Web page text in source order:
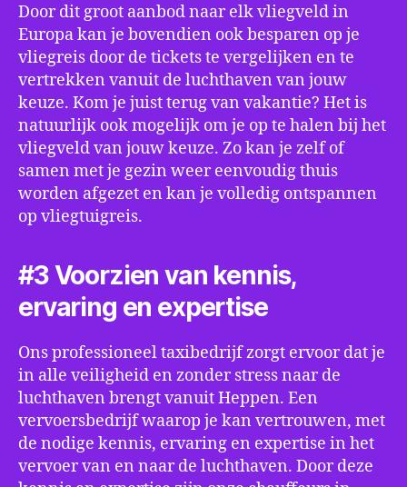
Door dit groot aanbod naar elk vliegveld in
Europa kan je bovendien ook besparen op je
vliegreis door de tickets te vergelijken en te
vertrekken vanuit de luchthaven van jouw
keuze. Kom je juist terug van vakantie? Het is
natuurlijk ook mogelijk om je op te halen bij het
vliegveld van jouw keuze. Zo kan je zelf of
samen met je gezin weer eenvoudig thuis
worden afgezet en kan je volledig ontspannen
op vliegtuigreis.
#3 Voorzien van kennis,
ervaring en expertise
Ons professioneel taxibedrijf zorgt ervoor dat je
in alle veiligheid en zonder stress naar de
luchthaven brengt vanuit Heppen. Een
vervoersbedrijf waarop je kan vertrouwen, met
de nodige kennis, ervaring en expertise in het
vervoer van en naar de luchthaven. Door deze